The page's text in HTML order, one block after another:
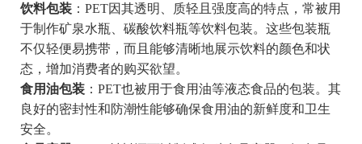
饮料包装：PET因其透明、质轻且强度高的特点，常被用
于制作矿泉水瓶、碳酸饮料瓶等饮料包装。这些包装瓶
不仅轻便易携带，而且能够清晰地展示饮料的颜色和状
态，增加消费者的购买欲望。
食用油包装：PET也被用于食用油等液态食品的包装。其
良好的密封性和防潮性能够确保食用油的新鲜度和卫生
安全。